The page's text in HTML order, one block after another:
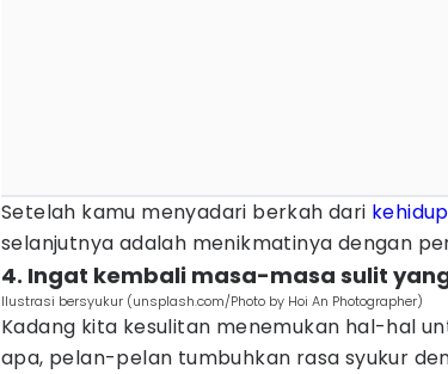
Setelah kamu menyadari berkah dari
selanjutnya adalah menikmatinya dengan
4. Ingat kembali masa-masa sulit
Ilustrasi bersyukur (unsplash.com/Photo by Hoi An Photographer)
‍Kadang kita kesulitan menemukan hal-hal
apa, pelan-pelan tumbuhkan rasa syukur